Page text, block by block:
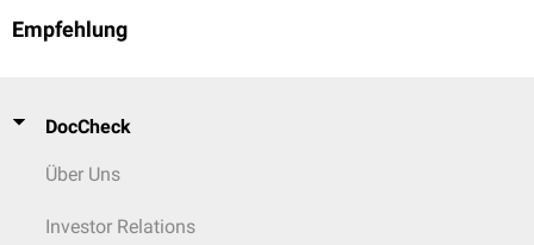
Empfehlung
DocCheck
Über Uns
Investor Relations